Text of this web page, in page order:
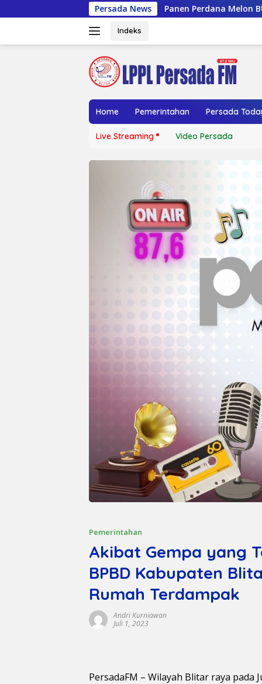
ke
Persada News
Panen Perdana Melon BUMDes Lembu
Indeks
Home Pemerintahan Persada
Live Streaming Video Persada
Pemerintahan
Akibat Gempa yang
BPBD Kabupaten
Rumah Terdampak
Andri Kurniawan
Juli 1, 2023
PersadaFM – Wilayah Blitar raya pada